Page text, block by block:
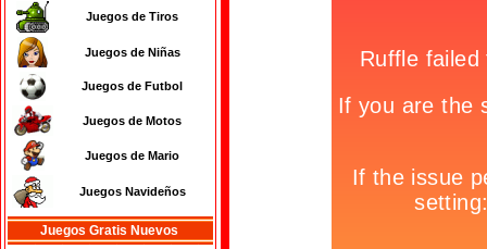
Juegos de Tiros
Juegos de Niñas
Juegos de Futbol
Juegos de Motos
Juegos de Mario
Juegos Navideños
Juegos Gratis Nuevos